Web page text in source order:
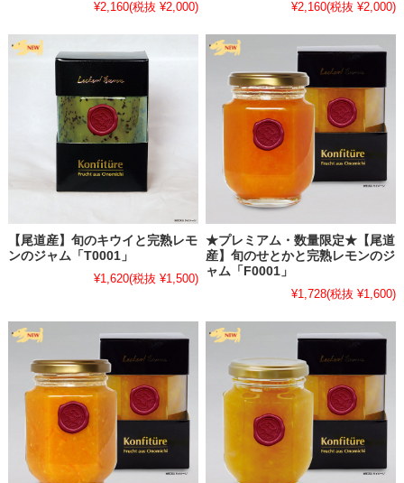
お待たせ致しました【尾道産】青レモンジャムの在庫を少量追加し
この機会にぜひともご賞味ください。
▶▶▶季節・数量限定★【尾道産】青レモンジャム商品ページはこち
・【青レモンジャム販売開始のお知らせ】
★大変長らくお待たせ致しました。今期の【尾道産】青レモンジャム
を販売開始いたします！
無着色できれいな緑色のジャムは、水を一切加えず濃厚な仕上がりで
す。
希少な青レモンで作ったレッカーバロン自慢の他にはない特製ジャム
をこの機会にぜひともご賞味ください。
▶▶▶季節・数量限定★【尾道産】青レモンジャム商品ページはこち
ら
2025.9.23
・【いちじくジャムシリーズ販売開始のお知らせ】
¥2,160(税抜 ¥2,000)
¥2,160(税抜 ¥2,000)
【尾道産】旬のキウイと完熟レモ
ンのジャム「T0001」
¥1,620(税抜 ¥1,500)
★プレミアム・数量限定★【尾道
産】旬のせとかと完熟レモンのジ
ャム「F0001」
¥1,728(税抜 ¥1,600)